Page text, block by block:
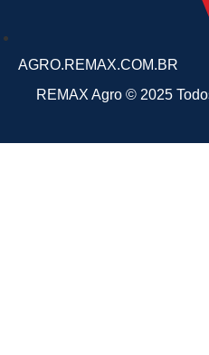
AGRO.REMAX.COM.BR
REMAX Agro © 2025